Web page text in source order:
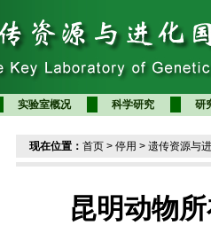
实验室概况 科学研究 研
现在位置： 首页 > 停用 > 遗传资源与
昆明动物